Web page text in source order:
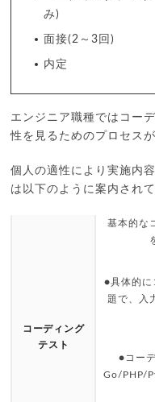
み)
面接(2～3回)
内定
エンジニア職種ではコー
性を見るためのプロセス
個人の適性により実施内
は以下のように案内されて
コーディング
テスト
基本的な
●具体的に
題で、入
●コー
Go/PHP/